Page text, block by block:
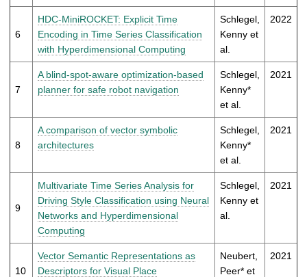
6
HDC-MiniROCKET: Explicit Time
Encoding in Time Series Classification
with Hyperdimensional Computing
Schlegel,
Kenny et
al.
2022
7
A blind-spot-aware optimization-based
planner for safe robot navigation
Schlegel,
Kenny*
et al.
2021
8
A comparison of vector symbolic
architectures
Schlegel,
Kenny*
et al.
2021
9
Multivariate Time Series Analysis for
Driving Style Classification using Neural
Networks and Hyperdimensional
Computing
Schlegel,
Kenny et
al.
2021
10
Vector Semantic Representations as
Descriptors for Visual Place
Neubert,
Peer* et
2021